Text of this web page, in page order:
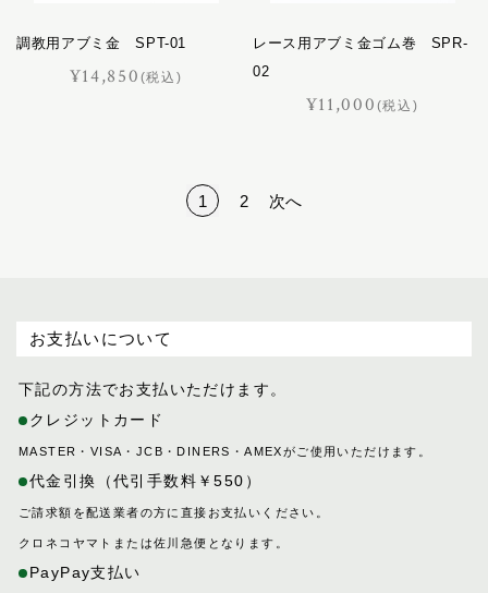
調教用アブミ金 SPT-01
¥14,850 (税込)
レース用アブミ金ゴム巻 SPR-
02
¥11,000 (税込)
1 2 次へ
お支払いについて
下記の方法でお支払いただけます。
クレジットカード
MASTER・VISA・JCB・DINERS・AMEXがご使用いただけます。
代金引換（代引手数料￥550）
ご請求額を配送業者の方に直接お支払いください。
クロネコヤマトまたは佐川急便となります。
PayPay支払い